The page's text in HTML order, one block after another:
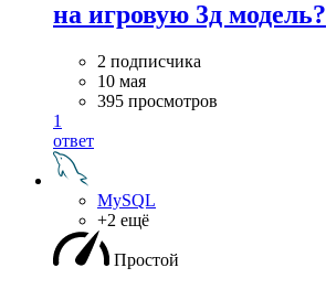
на игровую 3д модель?
2 подписчика
10 мая
395 просмотров
1
ответ
MySQL
+2 ещё
Простой